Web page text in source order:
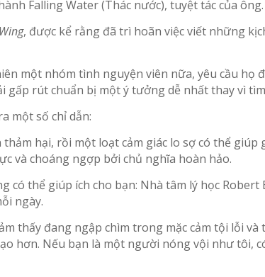
Falling Water (Thác nước), tuyệt tác của ông.
, được kể rằng đã trì hoãn việc viết những
một nhóm tình nguyện viên nữa, yêu cầu
rút chuẩn bị một ý tưởng dễ nhất thay vì
một số chỉ dẫn:
hại, rồi một loạt cảm giác lo sợ có thể
và choáng ngợp bởi chủ nghĩa hoàn hảo.
thể giúp ích cho bạn: Nhà tâm lý học
ngày.
thấy đang ngập chìm trong mặc cảm tội lỗi
hơn. Nếu bạn là một người nóng vội như tôi,